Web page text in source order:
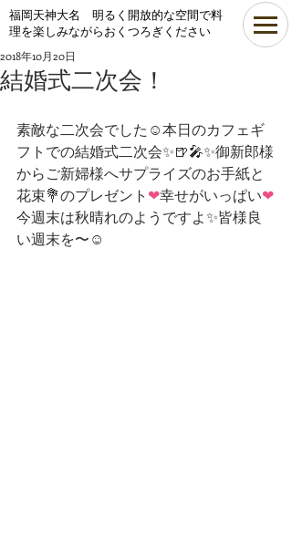
​福岡天神大名 明るく開放的な空間で料
理を楽しみながらおくつろぎください
結婚式二次会！
2018年10月20日
素敵な二次会でした☺本日のカフェギ
フトでの結婚式二次会✨🍺🎤✨御新郎様
からご新婦様へサプライズのお手紙と
花束💐のプレゼント ❤幸せがいっぱい❤
今週末は秋晴れのようですよ✨皆様良
い週末を〜☺